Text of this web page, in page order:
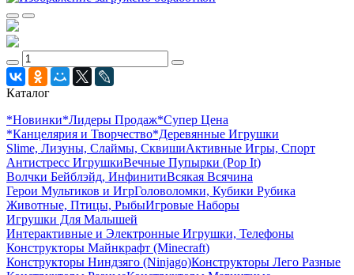
Каталог
*Новинки*Лидеры Продаж*Супер Цена
*Канцелярия и Творчество*Деревянные Игрушки
Slime, Лизуны, Слаймы, СквишиАктивные Игры, Спорт
Антистресс ИгрушкиВечные Пупырки (Pop It)
Волчки Бейблэйд, ИнфинитиВсякая Всячина
Герои Мультиков и ИгрГоловоломки, Кубики Рубика
Животные, Птицы, РыбыИгровые Наборы
Игрушки Для Малышей
Интерактивные и Электронные Игрушки, Телефоны
Конструкторы Майнкрафт (Minecraft)
Конструкторы Ниндзяго (Ninjago)Конструкторы Лего Разные